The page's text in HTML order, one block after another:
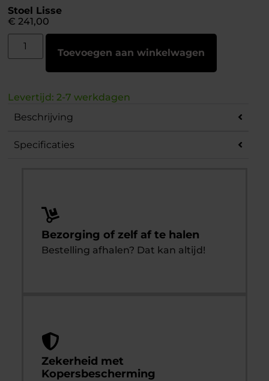
Stoel Lisse
€ 241,00
Toevoegen aan winkelwagen
Levertijd: 2-7 werkdagen
Beschrijving
Specificaties
Bezorging of zelf af te halen
Bestelling afhalen? Dat kan altijd!
Zekerheid met
Kopersbescherming